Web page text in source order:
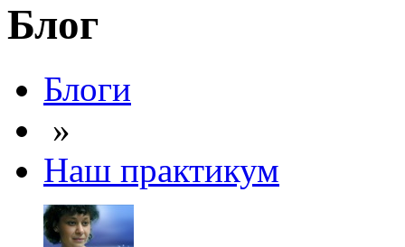
Блог
Блоги
»
Наш практикум